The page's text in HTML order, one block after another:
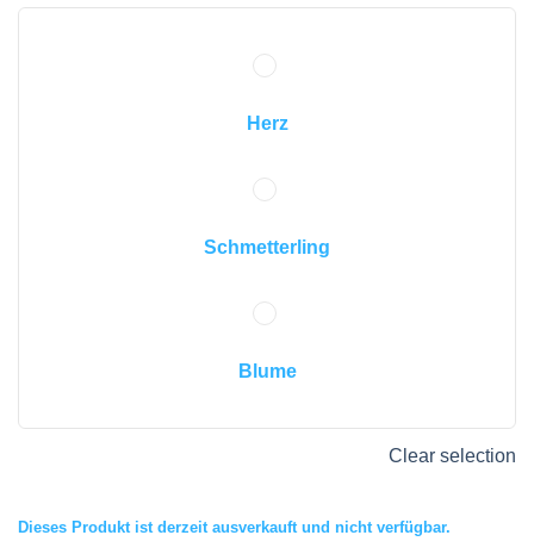
Herz
Schmetterling
Blume
Clear selection
Dieses Produkt ist derzeit ausverkauft und nicht verfügbar.